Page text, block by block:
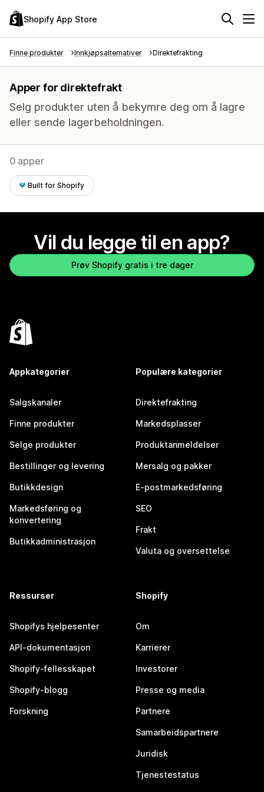
Shopify App Store
Finne produkter Innkjøpsalternativer Direktefrakting
Apper for direktefrakt
Selg produkter uten å bekymre deg om å lagre
eller sende lagerbeholdningen.
0 apper
Built for Shopify
Vil du legge til en app?
Prøv Shopify gratis i tre dager
Appkategorier
Salgskanaler
Finne produkter
Selge produkter
Bestillinger og levering
Butikkdesign
Markedsføring og
konvertering
Butikkadministrasjon
Populære kategorier
Direktefrakting
Markedsplasser
Produktanmeldelser
Mersalg og pakker
E-postmarkedsføring
SEO
Frakt
Valuta og oversettelse
Ressurser
Shopifys hjelpesenter
API-dokumentasjon
Shopify-fellesskapet
Shopify-blogg
Forskning
Shopify
Om
Karrierer
Investorer
Presse og media
Partnere
Samarbeidspartnere
Juridisk
Tjenestestatus